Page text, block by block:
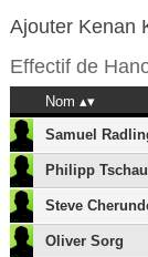
Ajouter Kenan
Effectif de
Nom
Samuel
Philipp
Steve
Oliver Sorg